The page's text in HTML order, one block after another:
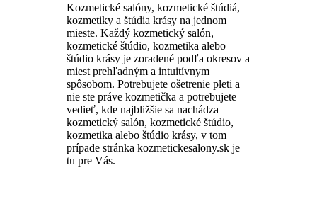
Kozmetické salóny, kozmetické štúdiá,
kozmetiky a štúdia krásy na jednom
mieste. Každý kozmetický salón,
kozmetické štúdio, kozmetika alebo
štúdio krásy je zoradené podľa okresov a
miest prehľadným a intuitívnym
spôsobom. Potrebujete ošetrenie pleti a
nie ste práve kozmetička a potrebujete
vedieť, kde najbližšie sa nachádza
kozmetický salón, kozmetické štúdio,
kozmetika alebo štúdio krásy, v tom
prípade stránka kozmetickesalony.sk je
tu pre Vás.